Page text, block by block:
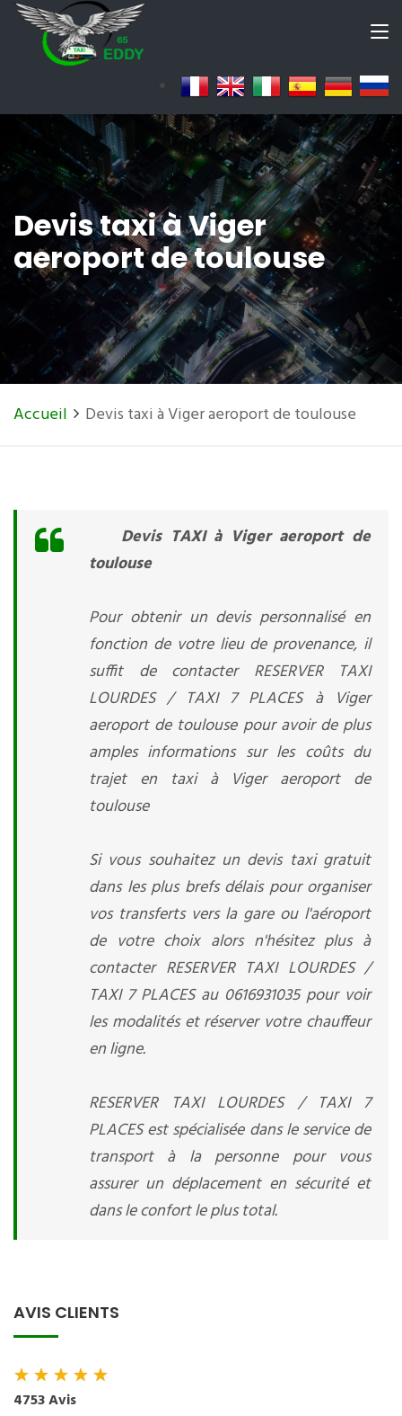
Devis taxi à Viger
aeroport de toulouse
Accueil Devis taxi à Viger aeroport de toulouse
Devis TAXI à Viger aeroport de
toulouse
Pour obtenir un devis personnalisé en
fonction de votre lieu de provenance, il
suffit de contacter RESERVER TAXI
LOURDES / TAXI 7 PLACES à Viger
aeroport de toulouse pour avoir de plus
amples informations sur les coûts du
trajet en taxi à Viger aeroport de
toulouse
Si vous souhaitez un devis taxi gratuit
dans les plus brefs délais pour organiser
vos transferts vers la gare ou l'aéroport
de votre choix alors n'hésitez plus à
contacter RESERVER TAXI LOURDES /
TAXI 7 PLACES au 0616931035 pour voir
les modalités et réserver votre chauffeur
en ligne.
RESERVER TAXI LOURDES / TAXI 7
PLACES est spécialisée dans le service de
transport à la personne pour vous
assurer un déplacement en sécurité et
dans le confort le plus total.
AVIS CLIENTS
★★★★★
4753 Avis